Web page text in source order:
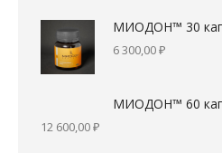
МИОДОН™ 30
6 300,00₽
МИОДОН™ 60
12 600,00₽